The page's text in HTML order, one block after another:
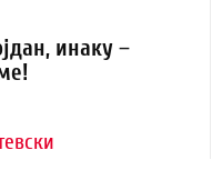
инаку –